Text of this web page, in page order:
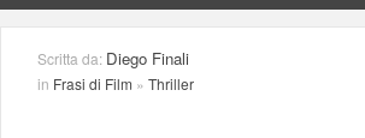
Scritta da: Diego Finali
in Frasi di Film » Thriller